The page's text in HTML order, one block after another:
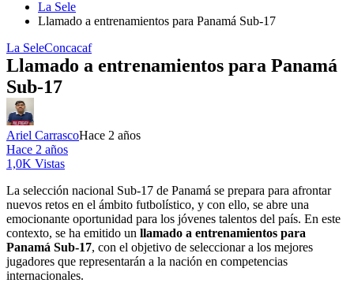
La Sele
Llamado a entrenamientos para Panamá Sub-17
La SeleConcacaf
Llamado a entrenamientos para Panamá
Sub-17
Ariel CarrascoHace 2 años
Hace 2 años
1,0K Vistas
La selección nacional Sub-17 de Panamá se prepara para afrontar
nuevos retos en el ámbito futbolístico, y con ello, se abre una
emocionante oportunidad para los jóvenes talentos del país. En este
contexto, se ha emitido un llamado a entrenamientos para
Panamá Sub-17, con el objetivo de seleccionar a los mejores
jugadores que representarán a la nación en competencias
internacionales.